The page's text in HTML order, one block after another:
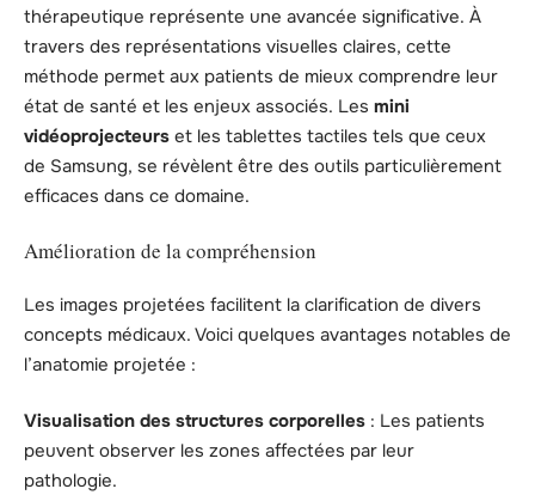
thérapeutique représente une avancée significative. À
travers des représentations visuelles claires, cette
méthode permet aux patients de mieux comprendre leur
état de santé et les enjeux associés. Les mini
vidéoprojecteurs et les tablettes tactiles tels que ceux
de Samsung, se révèlent être des outils particulièrement
efficaces dans ce domaine.
Amélioration de la compréhension
Les images projetées facilitent la clarification de divers
concepts médicaux. Voici quelques avantages notables de
l’anatomie projetée :
Visualisation des structures corporelles : Les patients
peuvent observer les zones affectées par leur
pathologie.